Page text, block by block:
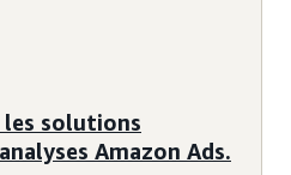
les solutions
Amazon Ads.